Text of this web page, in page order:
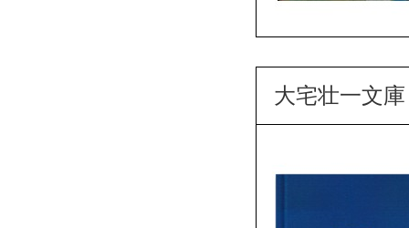
大宅壮一文